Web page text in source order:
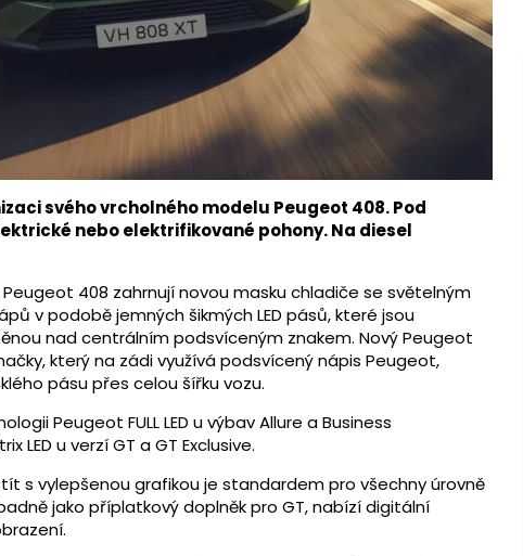
svého vrcholného modelu Peugeot 408. Pod
nebo elektrifikované pohony. Na diesel
408 zahrnují novou masku chladiče se světelným
v podobě jemných šikmých LED pásů, které jsou
nad centrálním podsvíceným znakem. Nový Peugeot
který na zádi využívá podsvícený nápis Peugeot,
pásu přes celou šířku vozu.
Peugeot FULL LED u výbav Allure a Business
LED u verzí GT a GT Exclusive.
s vylepšenou grafikou je standardem pro všechny úrovně
jako příplatkový doplněk pro GT, nabízí digitální